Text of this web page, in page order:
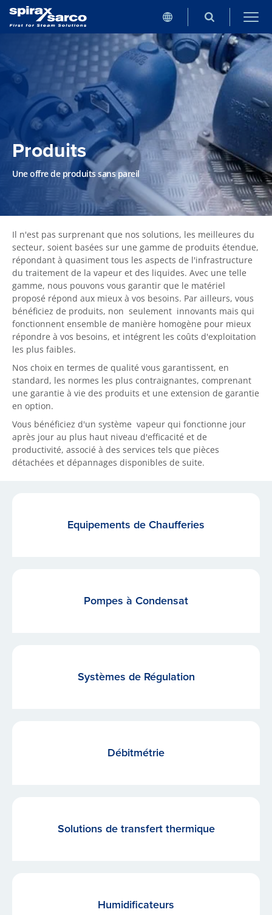
Produits
Une offre de produits sans pareil
Il n'est pas surprenant que nos solutions, les meilleures du
secteur, soient basées sur une gamme de produits étendue,
répondant à quasiment tous les aspects de l'infrastructure
du traitement de la vapeur et des liquides. Avec une telle
gamme, nous pouvons vous garantir que le matériel
proposé répond aux mieux à vos besoins. Par ailleurs, vous
bénéficiez de produits, non seulement innovants mais qui
fonctionnent ensemble de manière homogène pour mieux
répondre à vos besoins, et intégrent les coûts d'exploitation
les plus faibles.
Nos choix en termes de qualité vous garantissent, en
standard, les normes les plus contraignantes, comprenant
une garantie à vie des produits et une extension de garantie
en option.
Vous bénéficiez d'un système vapeur qui fonctionne jour
après jour au plus haut niveau d'efficacité et de
productivité, associé à des services tels que pièces
détachées et dépannages disponibles de suite.
Equipements de Chaufferies
Pompes à Condensat
Systèmes de Régulation
Débitmétrie
Solutions de transfert thermique
Humidificateurs